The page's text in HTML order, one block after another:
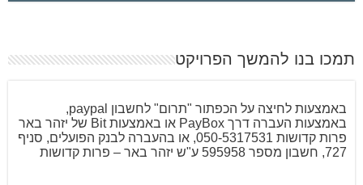
תמכו בנו להמשך הפרויקט
באמצעות לחיצה על הכפתור "תרום" לחשבון paypal,
באמצעות העברה דרך PayBox או באמצעות Bit של יזהר באר
פרות קדושות 050-5317531, או בהעברה לבנק הפועלים, סניף
727, חשבון מספר 595958 ע"ש יזהר באר – פרות קדושות